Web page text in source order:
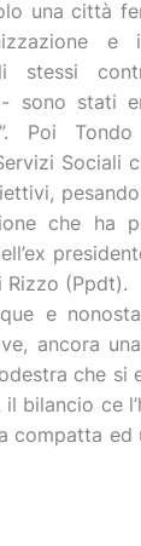
una città
e
stessi
sono stati
Poi
Sociali
pesando
che ha
Rizzo (Ppdt).
e
ancora
che si
il bilancio ce
compatta ed